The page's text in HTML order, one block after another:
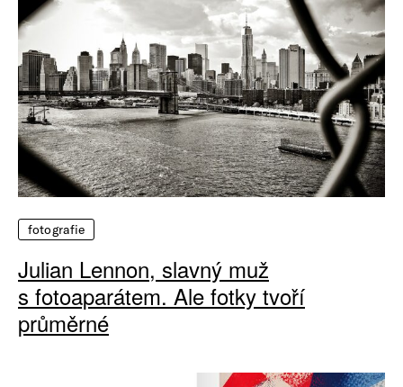
fotografie
Julian Lennon, slavný muž
s fotoaparátem. Ale fotky tvoří
průměrné